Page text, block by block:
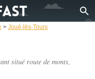
> Joué-lès-Tours
situé route de monts,